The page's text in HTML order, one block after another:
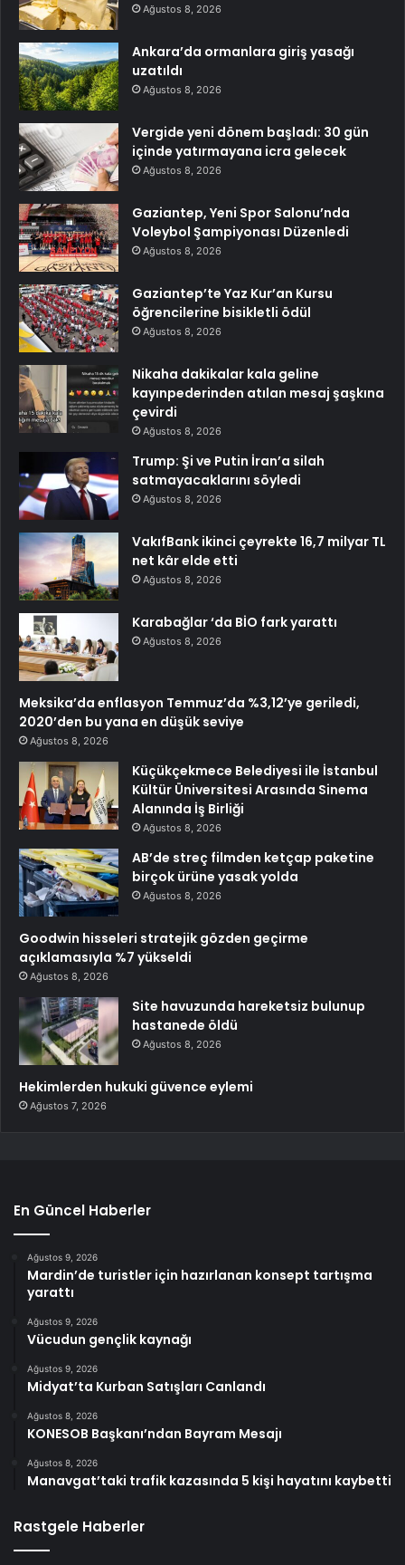
Ağustos 8, 2026
Ankara’da ormanlara giriş yasağı
uzatıldı
Ağustos 8, 2026
Vergide yeni dönem başladı: 30 gün
içinde yatırmayana icra gelecek
Ağustos 8, 2026
Gaziantep, Yeni Spor Salonu’nda
Voleybol Şampiyonası Düzenledi
Ağustos 8, 2026
Gaziantep’te Yaz Kur’an Kursu
öğrencilerine bisikletli ödül
Ağustos 8, 2026
Nikaha dakikalar kala geline
kayınpederinden atılan mesaj şaşkına
çevirdi
Ağustos 8, 2026
Trump: Şi ve Putin İran’a silah
satmayacaklarını söyledi
Ağustos 8, 2026
VakıfBank ikinci çeyrekte 16,7 milyar TL
net kâr elde etti
Ağustos 8, 2026
Karabağlar ‘da BİO fark yarattı
Ağustos 8, 2026
Meksika’da enflasyon Temmuz’da %3,12’ye geriledi,
2020’den bu yana en düşük seviye
Ağustos 8, 2026
Küçükçekmece Belediyesi ile İstanbul
Kültür Üniversitesi Arasında Sinema
Alanında İş Birliği
Ağustos 8, 2026
AB’de streç filmden ketçap paketine
birçok ürüne yasak yolda
Ağustos 8, 2026
Goodwin hisseleri stratejik gözden geçirme
açıklamasıyla %7 yükseldi
Ağustos 8, 2026
Site havuzunda hareketsiz bulunup
hastanede öldü
Ağustos 8, 2026
Hekimlerden hukuki güvence eylemi
Ağustos 7, 2026
En Güncel Haberler
Ağustos 9, 2026
Mardin’de turistler için hazırlanan konsept tartışma
yarattı
Ağustos 9, 2026
Vücudun gençlik kaynağı
Ağustos 9, 2026
Midyat’ta Kurban Satışları Canlandı
Ağustos 8, 2026
KONESOB Başkanı’ndan Bayram Mesajı
Ağustos 8, 2026
Manavgat’taki trafik kazasında 5 kişi hayatını kaybetti
Rastgele Haberler